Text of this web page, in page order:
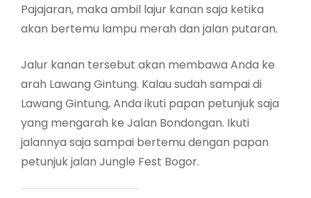
Pajajaran, maka ambil lajur kanan saja ketika
akan bertemu lampu merah dan jalan putaran.
Jalur kanan tersebut akan membawa Anda ke
arah Lawang Gintung. Kalau sudah sampai di
Lawang Gintung, Anda ikuti papan petunjuk saja
yang mengarah ke Jalan Bondongan. Ikuti
jalannya saja sampai bertemu dengan papan
petunjuk jalan Jungle Fest Bogor.